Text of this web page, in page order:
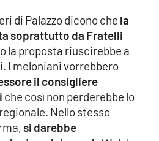
di Palazzo dicono che la
soprattutto da Fratelli
la proposta riuscirebbe a
I meloniani vorrebbero
il consigliere
che così non perderebbe lo
Nello stesso
si darebbe